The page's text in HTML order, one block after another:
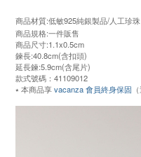
商品材質:低敏925純銀製品/人工珍珠
商品規格:一件販售
商品尺寸:1.1x0.5cm
鍊長:40.8cm(含扣頭)
延長鍊:5.9cm(含尾片)
款式號碼：41109012
⭑ 本商品享vacanza 會員終身保固